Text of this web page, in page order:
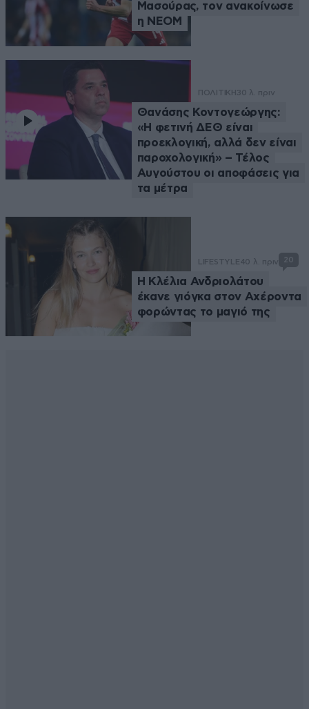
Μασούρας, τον ανακοίνωσε
η ΝΕΟΜ
ΠΟΛΙΤΙΚΗ30 λ. πριν
Θανάσης Κοντογεώργης:
«Η φετινή ΔΕΘ είναι
προεκλογική, αλλά δεν είναι
παροχολογική» – Τέλος
Αυγούστου οι αποφάσεις για
τα μέτρα
LIFESTYLE40 λ. πριν 20
Η Κλέλια Ανδριολάτου
έκανε γιόγκα στον Αχέροντα
φορώντας το μαγιό της